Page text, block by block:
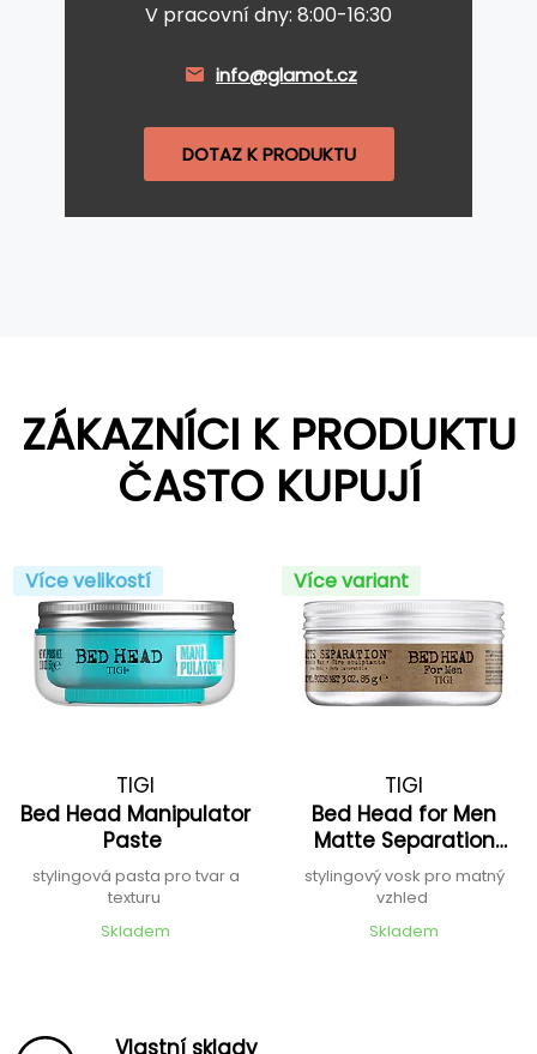
V pracovní dny: 8:00-16:30
info@glamot.cz
DOTAZ K PRODUKTU
ZÁKAZNÍCI K PRODUKTU
ČASTO KUPUJÍ
Více velikostí
TIGI
Bed Head Manipulator
Paste
stylingová pasta pro tvar a
texturu
Skladem
Více variant
TIGI
Bed Head for Men
Matte Separation
Workable Wax
stylingový vosk pro matný
vzhled
Skladem
Vlastní sklady